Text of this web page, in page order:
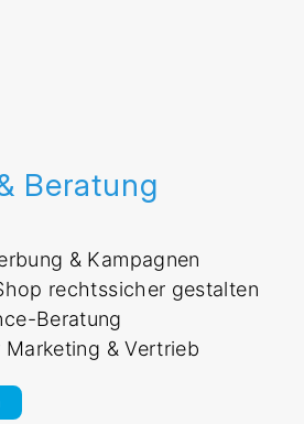
Beratung
& Kampagnen
rechtssicher gestalten
Beratung
& Vertrieb